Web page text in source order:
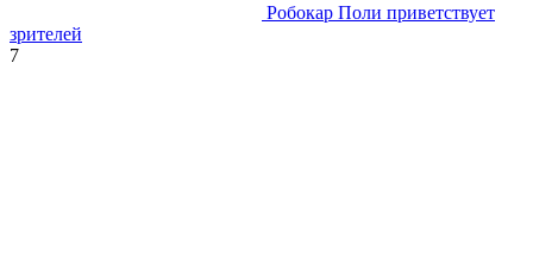
Робокар Поли приветствует
зрителей
7